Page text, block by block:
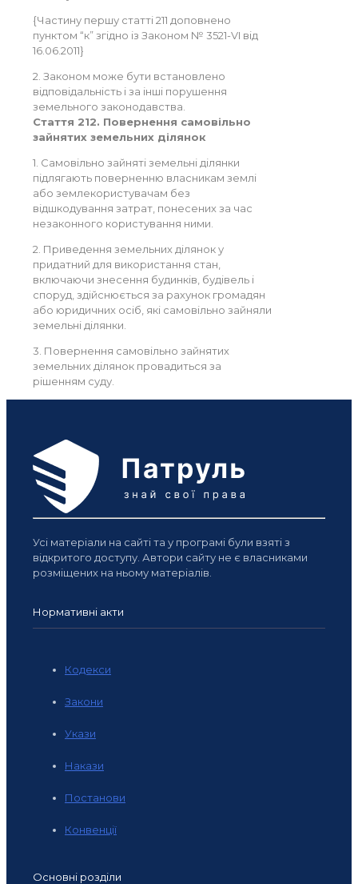
{Частину першу статті 211 доповнено
пунктом “к” згідно із Законом № 3521-VI від
16.06.2011}
2. Законом може бути встановлено
відповідальність і за інші порушення
земельного законодавства.
Стаття 212. Повернення самовільно
зайнятих земельних ділянок
1. Самовільно зайняті земельні ділянки
підлягають поверненню власникам землі
або землекористувачам без
відшкодування затрат, понесених за час
незаконного користування ними.
2. Приведення земельних ділянок у
придатний для використання стан,
включаючи знесення будинків, будівель і
споруд, здійснюється за рахунок громадян
або юридичних осіб, які самовільно зайняли
земельні ділянки.
3. Повернення самовільно зайнятих
земельних ділянок провадиться за
рішенням суду.
Усі матеріали на сайті та у програмі були взяті з
відкритого доступу. Автори сайту не є власниками
розміщених на ньому матеріалів.
Нормативні акти
Кодекси
Закони
Укази
Накази
Постанови
Конвенції
Основні розділи